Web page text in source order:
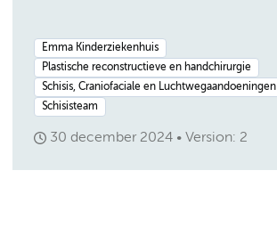
Emma Kinderziekenhuis
Plastische reconstructieve en handchirurgie
Schisis, Craniofaciale en Luchtwegaandoeningen
Schisisteam
30 december 2024 Version: 2